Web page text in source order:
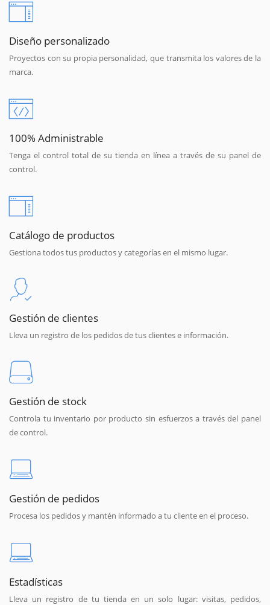
Diseño personalizado
Proyectos con su propia personalidad, que transmita los valores de la
marca.
100% Administrable
Tenga el control total de su tienda en línea a través de su panel de
control.
Catálogo de productos
Gestiona todos tus productos y categorías en el mismo lugar.
Gestión de clientes
Lleva un registro de los pedidos de tus clientes e información.
Gestión de stock
Controla tu inventario por producto sin esfuerzos a través del panel
de control.
Gestión de pedidos
Procesa los pedidos y mantén informado a tu cliente en el proceso.
Estadísticas
Lleva un registro de tu tienda en un solo lugar: visitas, pedidos,